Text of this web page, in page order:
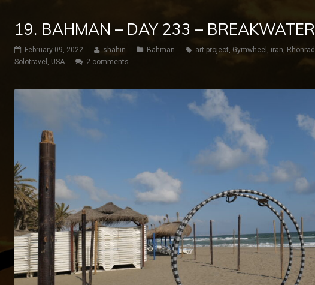
19. BAHMAN – DAY 233 – BREAKWATER
February 09, 2022 shahin Bahman art project, Gymwheel , iran, Rhönrad
Solotravel , USA 2 comments